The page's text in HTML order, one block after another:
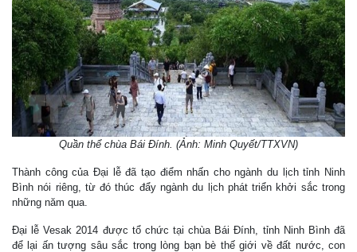
Quần thể chùa Bái Đính. (Ảnh: Minh Quyết/TTXVN)
Thành công của Đại lễ đã tạo điểm nhấn cho ngành du lịch tỉnh Ninh
Bình nói riêng, từ đó thúc đẩy ngành du lịch phát triển khởi sắc trong
những năm qua.
Đại lễ Vesak 2014 được tổ chức tại chùa Bái Đính, tỉnh Ninh Bình đã
để lại ấn tượng sâu sắc trong lòng bạn bè thế giới về đất nước, con